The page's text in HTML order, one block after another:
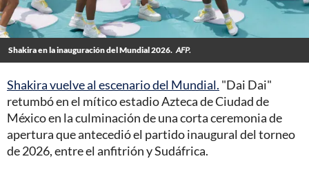
Shakira en la inauguración del Mundial 2026. AFP.
Shakira vuelve al escenario del Mundial. "Dai Dai"
retumbó en el mítico estadio Azteca de Ciudad de
México en la culminación de una corta ceremonia de
apertura que antecedió el partido inaugural del torneo
de 2026, entre el anfitrión y Sudáfrica.